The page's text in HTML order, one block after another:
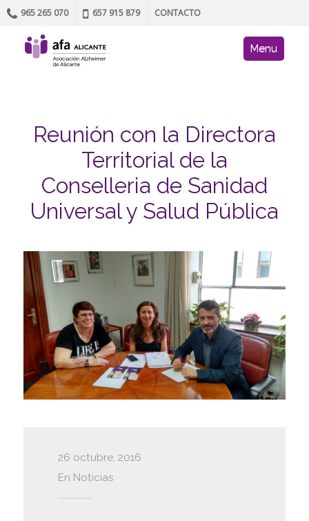
965 265 070 657 915 879 CONTACTO
AFA site
Skip to content
Menu
Reunión con la Directora
Territorial de la
Conselleria de Sanidad
Universal y Salud Pública
26 octubre, 2016
En Noticias